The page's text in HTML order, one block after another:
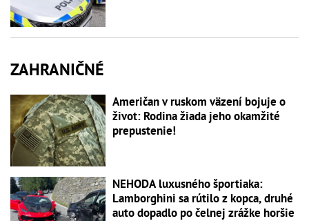
ZAHRANIČNÉ
Američan v ruskom väzení bojuje o
život: Rodina žiada jeho okamžité
prepustenie!
NEHODA luxusného športiaka:
Lamborghini sa rútilo z kopca, druhé
auto dopadlo po čelnej zrážke horšie